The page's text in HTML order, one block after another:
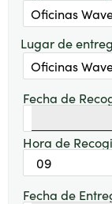
Lugar de
Fecha de
Hora de
Fecha de